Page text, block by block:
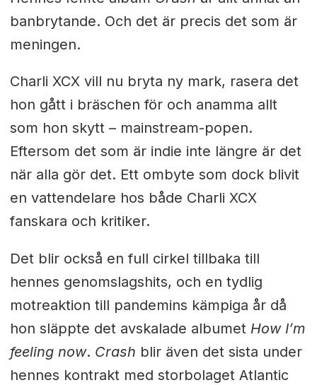
banbrytande. Och det är precis det som är
meningen.
Charli XCX vill nu bryta ny mark, rasera det
hon gått i bräschen för och anamma allt
som hon skytt – mainstream-popen.
Eftersom det som är indie inte längre är det
när alla gör det. Ett ombyte som dock blivit
en vattendelare hos både Charli XCX
fanskara och kritiker.
Det blir också en full cirkel tillbaka till
hennes genomslagshits, och en tydlig
motreaktion till pandemins kämpiga år då
hon släppte det avskalade albumet How I’m
feeling now. Crash blir även det sista under
hennes kontrakt med storbolaget Atlantic